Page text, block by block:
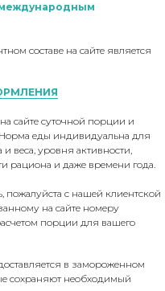
международным
составе на сайте является
сайте суточной порции и
еды индивидуальна для
и веса, уровня активности,
рациона и даже времени года.
пожалуйста с нашей клиентской
на сайте номеру
порции для вашего
в замороженном
сохраняют необходимый